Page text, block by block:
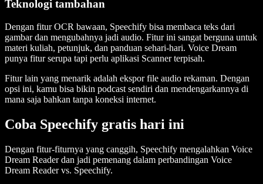
Teknologi tambahan
Dengan fitur OCR bawaan, Speechify bisa membaca teks dari
gambar dan mengubahnya jadi audio. Fitur ini sangat berguna untuk
materi kuliah, petunjuk, dan panduan sehari-hari. Voice Dream
punya fitur serupa tapi perlu aplikasi Scanner terpisah.
Fitur lain yang menarik adalah ekspor file audio rekaman. Dengan
opsi ini, kamu bisa bikin podcast sendiri dan mendengarkannya di
mana saja bahkan tanpa koneksi internet.
Coba Speechify gratis hari ini
Dengan fitur-fiturnya yang canggih, Speechify mengalahkan Voice
Dream Reader dan jadi pemenang dalam perbandingan Voice
Dream Reader vs. Speechify.